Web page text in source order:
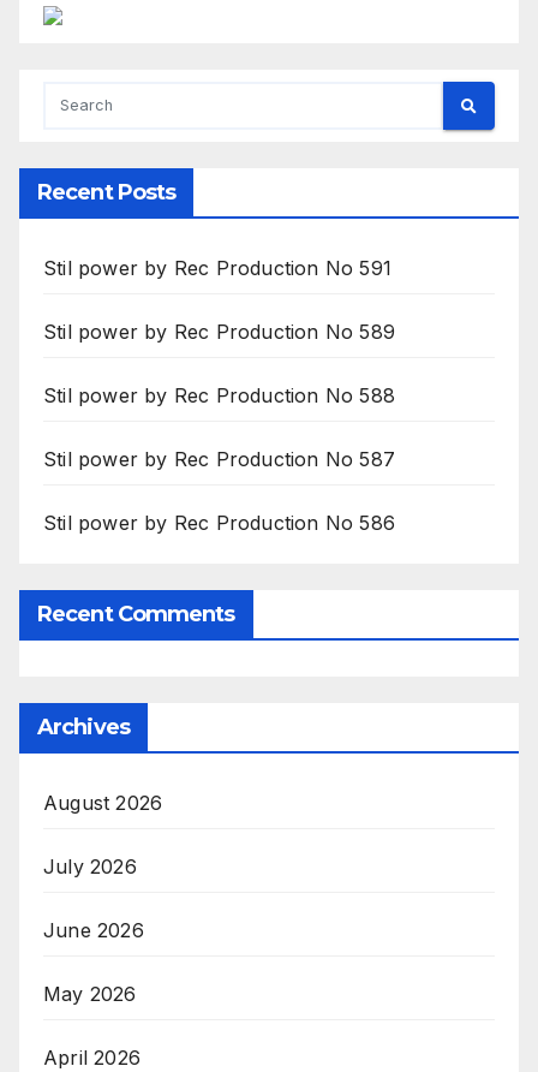
Recent Posts
Stil power by Rec Production No 591
Stil power by Rec Production No 589
Stil power by Rec Production No 588
Stil power by Rec Production No 587
Stil power by Rec Production No 586
Recent Comments
Archives
August 2026
July 2026
June 2026
May 2026
April 2026